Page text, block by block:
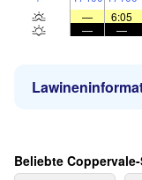
—
6:05
—
—
Beliebte